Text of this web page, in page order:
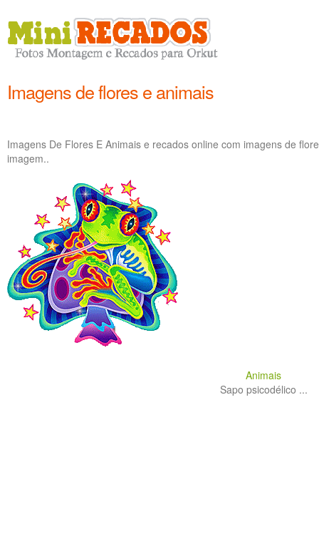
Imagens de flores e animais
Imagens De Flores E Animais e recados online com imagens de
imagem..
Animais
Sapo psicodélico ...